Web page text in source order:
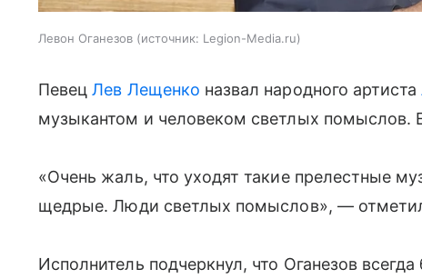
Левон Оганезов источник: Legion-Media.ru
ПевецЛев Лещенко назвал народного артиста
музыкантом и человеком светлых помыслов.
«Очень жаль, что уходят такие прелестные
щедрые. Люди светлых помыслов», —
Исполнитель подчеркнул, что Оганезов